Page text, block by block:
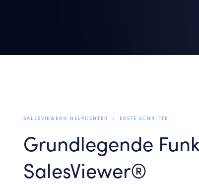
SALESVIEWER® HELPCENTER • ERSTE SCHRITTE
Grundlegende
SalesViewer®